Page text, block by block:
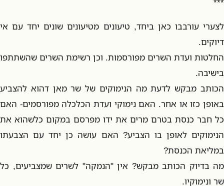
לצערי עורבבו כאן ביחד, טיעונים מטיעונים שונים יחד עם אי
דיוקים.
החלטות ועדת השרים מפורסמות. וכן רשימת השרים שהשתתפו
בישיבה.
הכותב מבקש לדעת מה הנימוקים של שר מאן דהוא להצביע
באופן כזו או אחר. האם נימוקי ועדת הכלכלה מפורסמים- האם
כל חבר כנסת בטרם מרים את ידו מפרסם במקום כלשהוא את
הנימוקים לאופן בו הצביע? האם עושה כן יחד עם הצבעתו
במליאת הכנסת?
מה בדיוק הכותב מבקש? אין "הנמקה" לשרים שמצביעים, כל
שר ונימוקיו.